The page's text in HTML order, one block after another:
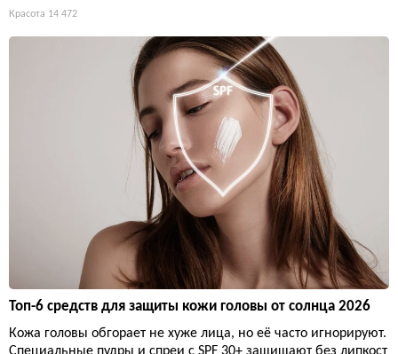
Красота 14 472
Топ-6 средств для защиты кожи головы от солнца 2026
Кожа головы обгорает не хуже лица, но её часто игнорируют.